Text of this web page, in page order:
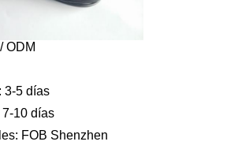
ODM
3-5 días
10 días
FOB Shenzhen